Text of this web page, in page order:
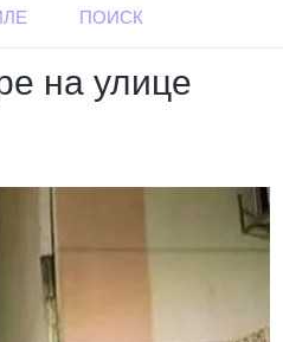
ПОИСК
на улице